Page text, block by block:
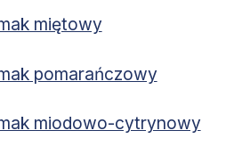
miętowy
pomarańczowy
miodowo-cytrynowy